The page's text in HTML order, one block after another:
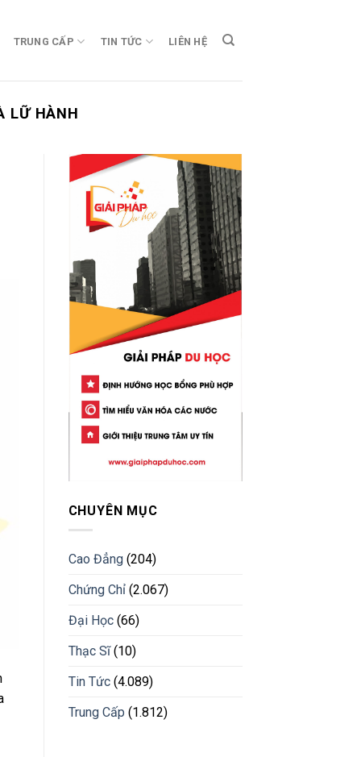
TRUNG CẤP TIN TỨC LIÊN HỆ
LỮ HÀNH
CHUYÊN MỤC
Cao Đẳng(204)
Chứng Chỉ(2.067)
Đại Học(66)
Thạc Sĩ(10)
Tin Tức(4.089)
Trung Cấp (1.812)